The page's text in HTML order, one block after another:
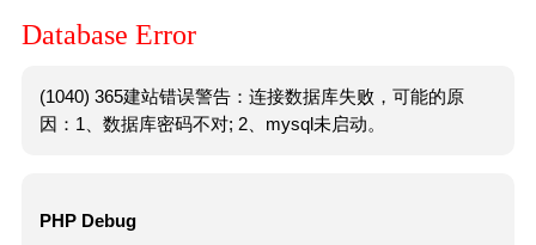
Database Error
(1040) 365建站错误警告：连接数据库失败，可能的原
因：1、数据库密码不对; 2、mysql未启动。
PHP Debug